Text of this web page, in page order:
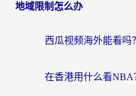
地域限制怎么办